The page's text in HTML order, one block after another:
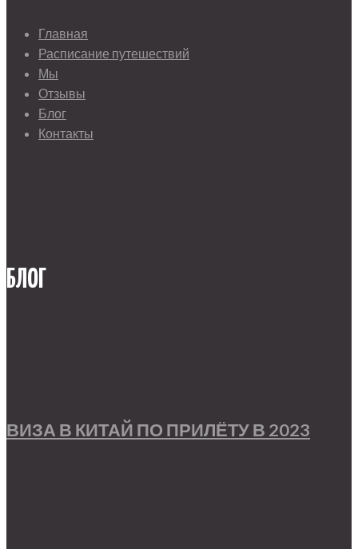
Главная
Расписание путешествий
Мы
Отзывы
Блог
Контакты
БЛОГ
ВИЗА В КИТАЙ ПО ПРИЛЁТУ В 2023